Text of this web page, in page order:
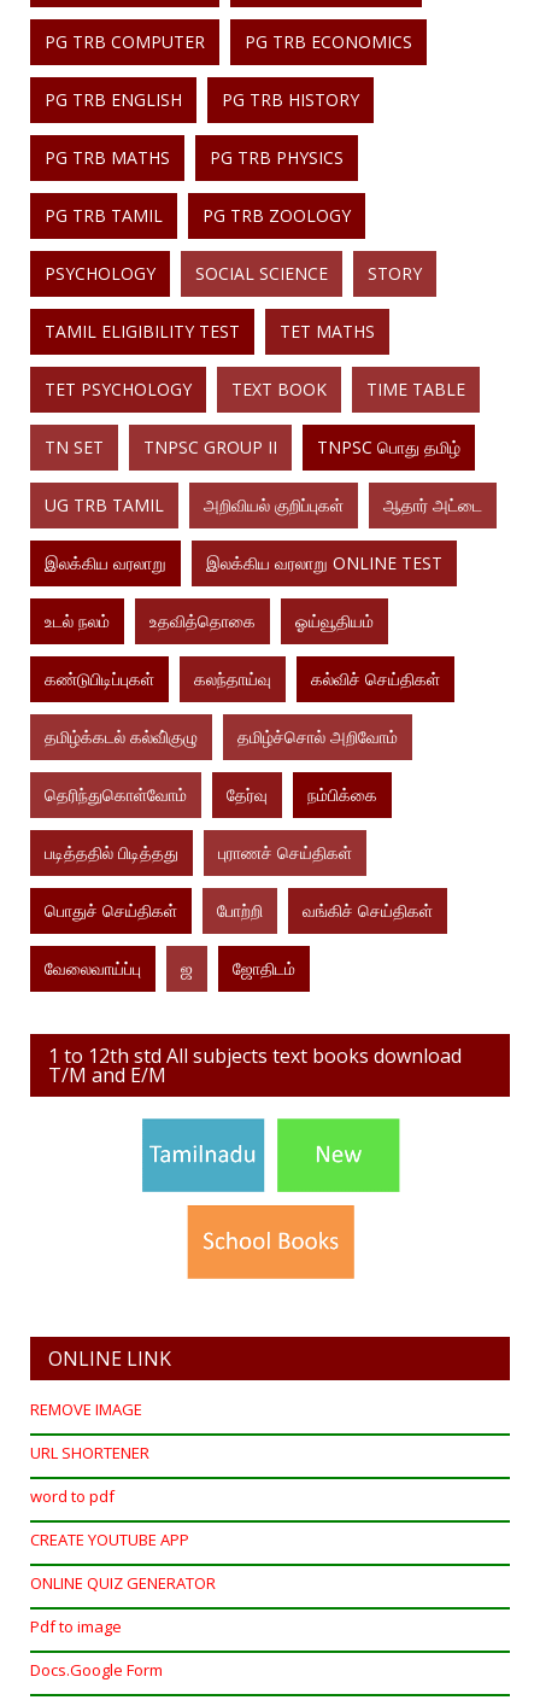
PG TRB COMPUTER PG TRB ECONOMICS
PG TRB ENGLISH PG TRB HISTORY
PG TRB MATHS PG TRB PHYSICS
PG TRB TAMIL PG TRB ZOOLOGY
PSYCHOLOGY SOCIAL SCIENCE STORY
TAMIL ELIGIBILITY TEST TET MATHS
TET PSYCHOLOGY TEXT BOOK TIME TABLE
TN SET TNPSC GROUP II TNPSC பொது தமிழ்
UG TRB TAMIL அறிவியல் குறிப்புகள் ஆதார் அட்டை
இலக்கிய வரலாறு இலக்கிய வரலாறு ONLINE TEST
உடல் நலம் உதவித்தொகை ஓய்வூதியம்
கண்டுபிடிப்புகள் கலந்தாய்வு கல்விச் செய்திகள்
தமிழ்க்கடல் கல்வி்குழு தமிழ்ச்சொல் அறிவோம்
தெரிந்துகொள்வோம் தேர்வு நம்பிக்கை
படித்ததில் பிடித்தது புராணச் செய்திகள்
பொதுச் செய்திகள் போற்றி வங்கிச் செய்திகள்
வேலைவாய்ப்பு ஜ ஜோதிடம்
1 to 12th std All subjects text books download
T/M and E/M
ONLINE LINK
REMOVE IMAGE
URL SHORTENER
word to pdf
CREATE YOUTUBE APP
ONLINE QUIZ GENERATOR
Pdf to image
Docs.Google Form